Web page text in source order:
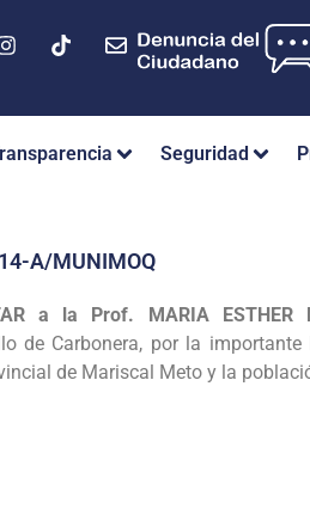
Seguridad
A/MUNIMOQ
a la Prof. MARIA ESTHER
de Carbonera, por la importante
de Mariscal Meto y la